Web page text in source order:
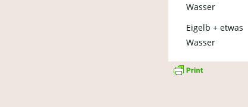
Wasser
Eigelb + etwas
Wasser